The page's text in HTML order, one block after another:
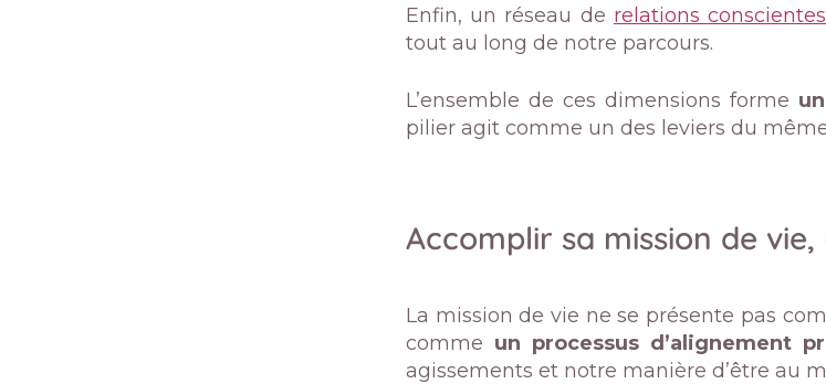
Enfin, un réseau de relations conscientes
tout au long de notre parcours.
L’ensemble de ces dimensions forme
pilier agit comme un des leviers du
Accomplir sa mission de
La mission de vie ne se présente pas
comme un processus d’alignement
agissements et notre manière d’être au